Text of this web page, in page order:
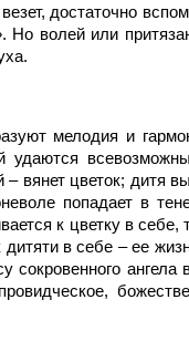
достаточно
Но волей или
мелодия и
удаются
вянет цветок; дитя
попадает в
к цветку в себе,
в себе – ее
сокровенного ангела